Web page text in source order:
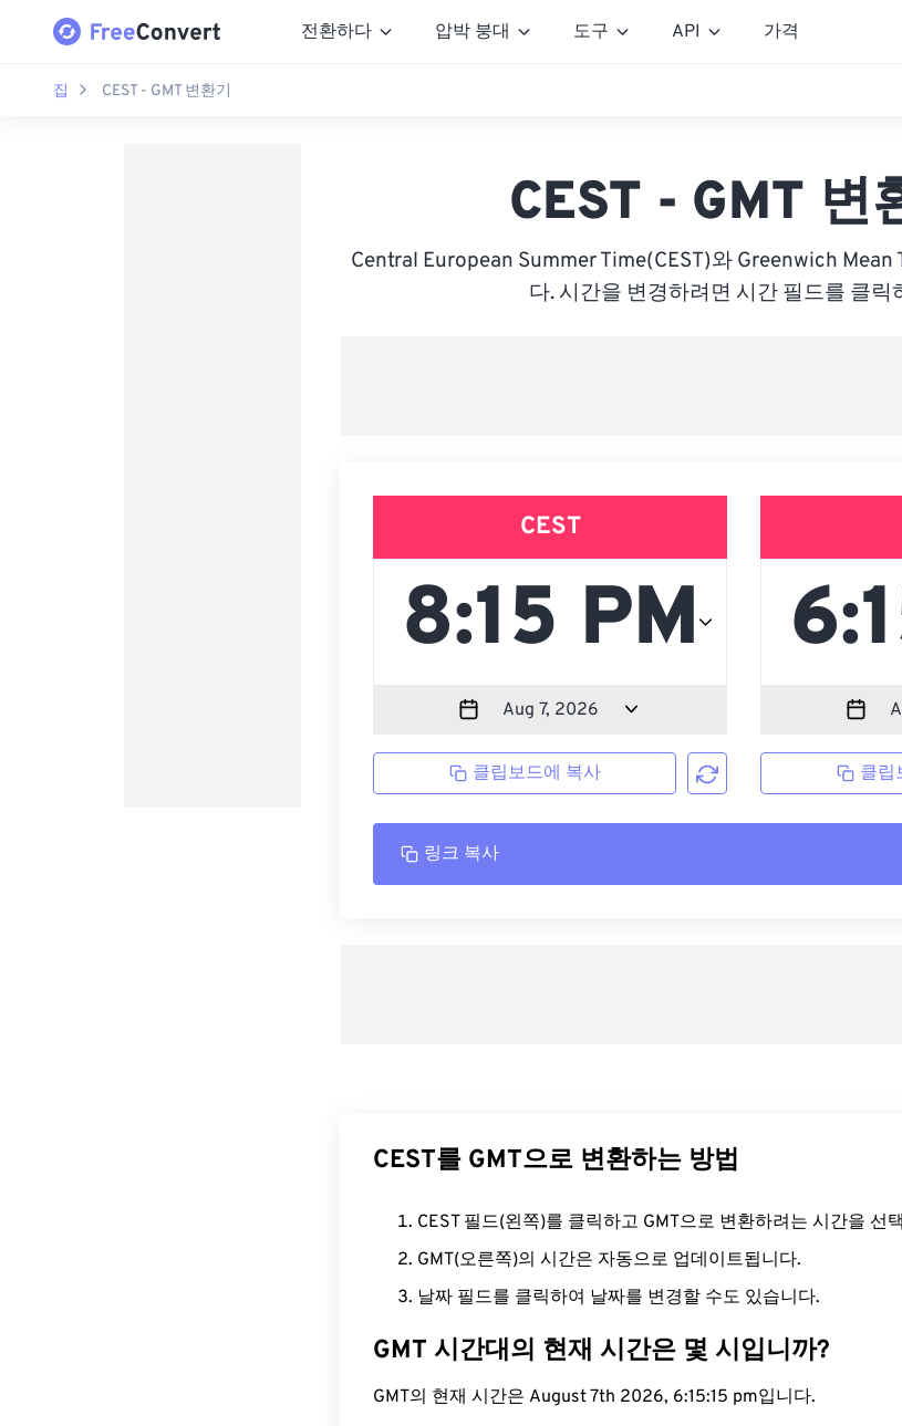
전환하다 압박 붕대 도구 API 가격
집 CEST - GMT 변환기
CEST - GMT 변
Central European Summer Time(CEST)와 Greenwich Mean
다. 시간을 변경하려면 시간 필드를 클릭
CEST
클립보드에 복사 클립
링크 복사
CEST를 GMT으로 변환하는 방법
CEST 필드(왼쪽)를 클릭하고 GMT으로 변환하려는 시간을 선
GMT(오른쪽)의 시간은 자동으로 업데이트됩니다.
날짜 필드를 클릭하여 날짜를 변경할 수도 있습니다.
GMT 시간대의 현재 시간은 몇 시입니까?
GMT의 현재 시간은 August 7th 2026, 6:15:16 pm입니다.